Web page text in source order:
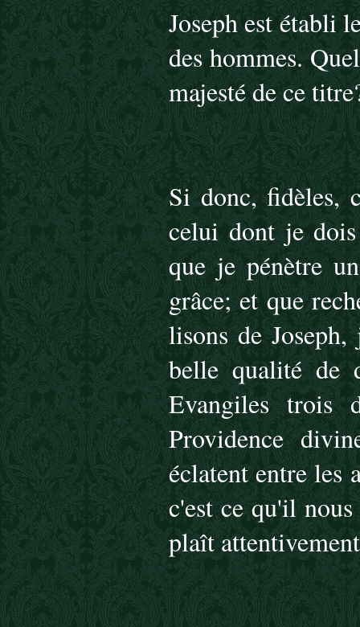
Joseph est établi
des hommes.
majesté de ce
Si donc, fidèles,
celui dont je
que je pénètre
grâce; et que
lisons de
belle qualité de
Evangiles trois
Providence
éclatent entre les
c'est ce qu'il
plaît